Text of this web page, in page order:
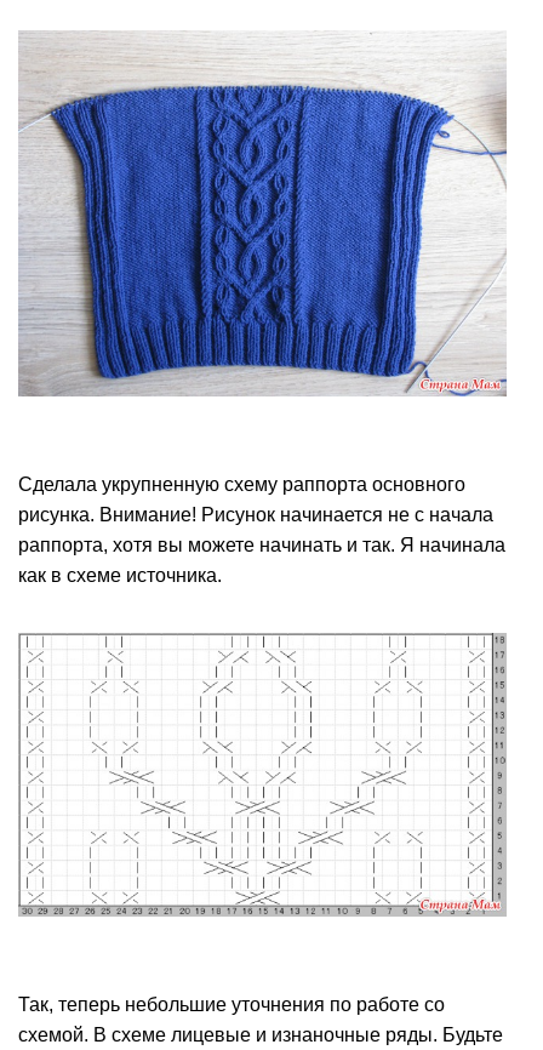
Сделала укрупненную схему раппорта основного
рисунка. Внимание! Рисунок начинается не с начала
раппорта, хотя вы можете начинать и так. Я начинала
как в схеме источника.
Так, теперь небольшие уточнения по работе со
схемой. В схеме лицевые и изнаночные ряды. Будьте